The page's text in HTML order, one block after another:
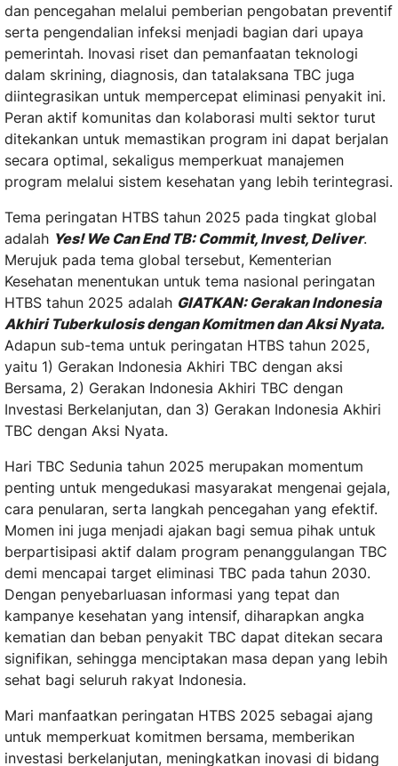
dan pencegahan melalui pemberian pengobatan preventif
serta pengendalian infeksi menjadi bagian dari upaya
pemerintah. Inovasi riset dan pemanfaatan teknologi
dalam skrining, diagnosis, dan tatalaksana TBC juga
diintegrasikan untuk mempercepat eliminasi penyakit ini.
Peran aktif komunitas dan kolaborasi multi sektor turut
ditekankan untuk memastikan program ini dapat berjalan
secara optimal, sekaligus memperkuat manajemen
program melalui sistem kesehatan yang lebih terintegrasi.
Tema peringatan HTBS tahun 2025 pada tingkat global
adalah Yes! We Can End TB: Commit, Invest, Deliver.
Merujuk pada tema global tersebut, Kementerian
Kesehatan menentukan untuk tema nasional peringatan
HTBS tahun 2025 adalah GIATKAN: Gerakan Indonesia
Akhiri Tuberkulosisdengan Komitmen dan Aksi Nyata.
Adapun sub-tema untuk peringatan HTBS tahun 2025,
yaitu 1) Gerakan Indonesia Akhiri TBC dengan aksi
Bersama, 2) Gerakan Indonesia Akhiri TBC dengan
Investasi Berkelanjutan, dan 3) Gerakan Indonesia Akhiri
TBC dengan Aksi Nyata.
Hari TBC Sedunia tahun 2025 merupakan momentum
penting untuk mengedukasi masyarakat mengenai gejala,
cara penularan, serta langkah pencegahan yang efektif.
Momen ini juga menjadi ajakan bagi semua pihak untuk
berpartisipasi aktif dalam program penanggulangan TBC
demi mencapai target eliminasi TBC pada tahun 2030.
Dengan penyebarluasan informasi yang tepat dan
kampanye kesehatan yang intensif, diharapkan angka
kematian dan beban penyakit TBC dapat ditekan secara
signifikan, sehingga menciptakan masa depan yang lebih
sehat bagi seluruh rakyat Indonesia.
Mari manfaatkan peringatan HTBS 2025 sebagai ajang
untuk memperkuat komitmen bersama, memberikan
investasi berkelanjutan, meningkatkan inovasi di bidang